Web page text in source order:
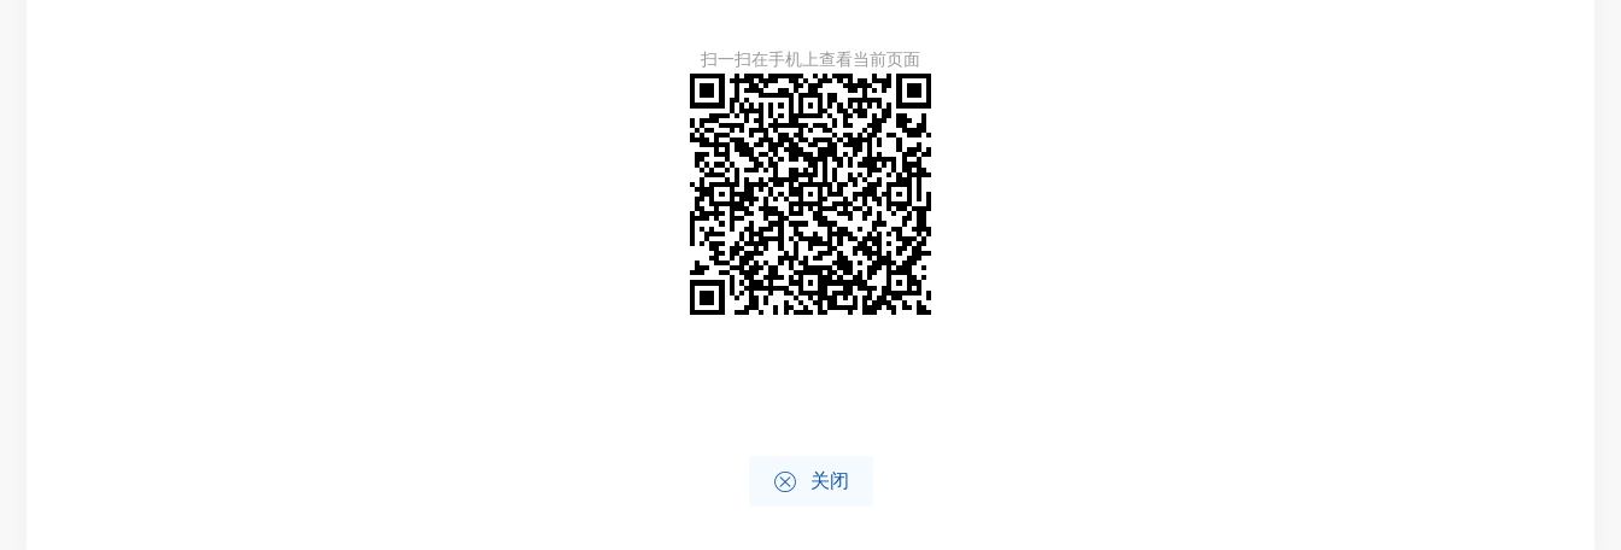
扫一扫在手机上查看当前页面
 关闭